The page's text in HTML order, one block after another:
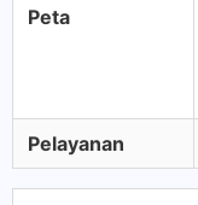
Peta
Pelayanan